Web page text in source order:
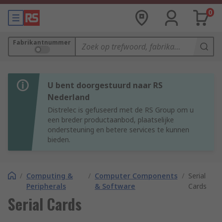
0
Fabrikantnummer
U bent doorgestuurd naar RS
Nederland
Distrelec is gefuseerd met de RS Group om u
een breder productaanbod, plaatselijke
ondersteuning en betere services te kunnen
bieden.
/ Computing &
Peripherals
/ Computer Components
& Software
/ Serial
Cards
Serial Cards